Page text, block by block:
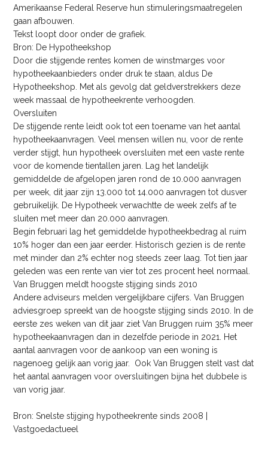
Amerikaanse Federal Reserve hun stimuleringsmaatregelen
gaan afbouwen.
Tekst loopt door onder de grafiek.
Bron: De Hypotheekshop
Door die stijgende rentes komen de winstmarges voor
hypotheekaanbieders onder druk te staan, aldus De
Hypotheekshop. Met als gevolg dat geldverstrekkers deze
week massaal de hypotheekrente verhoogden.
Oversluiten
De stijgende rente leidt ook tot een toename van het aantal
hypotheekaanvragen. Veel mensen willen nu, voor de rente
verder stijgt, hun hypotheek oversluiten met een vaste rente
voor de komende tientallen jaren. Lag het landelijk
gemiddelde de afgelopen jaren rond de 10.000 aanvragen
per week, dit jaar zijn 13.000 tot 14.000 aanvragen tot dusver
gebruikelijk. De Hypotheek verwachtte de week zelfs af te
sluiten met meer dan 20.000 aanvragen.
Begin februari lag het gemiddelde hypotheekbedrag al ruim
10% hoger dan een jaar eerder. Historisch gezien is de rente
met minder dan 2% echter nog steeds zeer laag. Tot tien jaar
geleden was een rente van vier tot zes procent heel normaal.
Van Bruggen meldt hoogste stijging sinds 2010
Andere adviseurs melden vergelijkbare cijfers. Van Bruggen
adviesgroep spreekt van de hoogste stijging sinds 2010. In de
eerste zes weken van dit jaar ziet Van Bruggen ruim 35% meer
hypotheekaanvragen dan in dezelfde periode in 2021. Het
aantal aanvragen voor de aankoop van een woning is
nagenoeg gelijk aan vorig jaar. Ook Van Bruggen stelt vast dat
het aantal aanvragen voor oversluitingen bijna het dubbele is
van vorig jaar.
Bron: Snelste stijging hypotheekrente sinds 2008 |
Vastgoedactueel